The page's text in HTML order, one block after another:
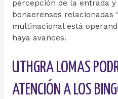
percepción de la entrada
bonaerenses relacionadas
multinacional está
haya avances.
UTHGRA LOMAS
ATENCIÓN A LOS